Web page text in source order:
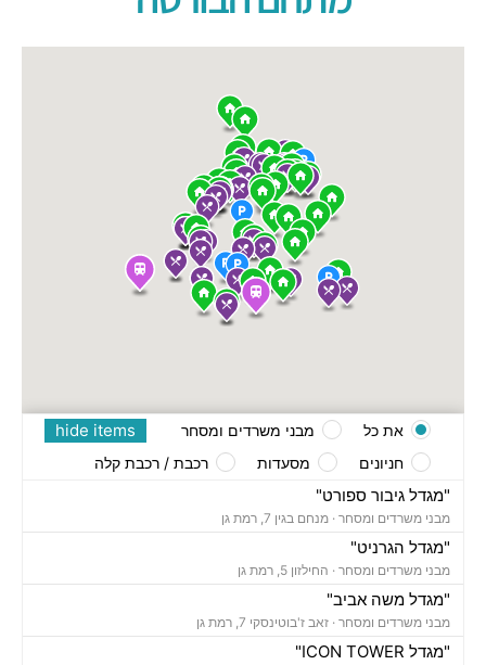
"מגדל גיבור ספורט"
מבני משרדים ומסחר · מנחם בגין 7, רמת גן
"מגדל הגרניט"
מבני משרדים ומסחר · החילזון 5, רמת גן
"מגדל משה אביב"
מבני משרדים ומסחר · זאב ז'בוטינסקי 7, רמת גן
"מגדל ICON TOWER"
hide items את כל
מבני משרדים ומסחר
חניונים
מסעדות רכבת / רכבת קלה